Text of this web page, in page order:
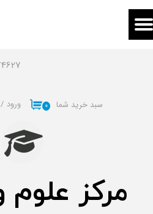
مرکز
۰ سبد خرید شما ورود /
حساب کاربری من
خروج از حساب کاربری